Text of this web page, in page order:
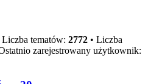
Liczba tematów: 2772 • Liczba
zarejestrowany użytkownik: